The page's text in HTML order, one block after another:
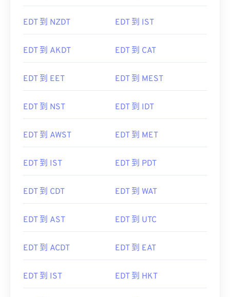
EDT 到 NZDT EDT 到 IST
EDT 到 AKDT EDT 到 CAT
EDT 到 EET EDT 到 MEST
EDT 到 NST EDT 到 IDT
EDT 到 AWST EDT 到 MET
EDT 到 IST EDT 到 PDT
EDT 到 CDT EDT 到 WAT
EDT 到 AST EDT 到 UTC
EDT 到 ACDT EDT 到 EAT
EDT 到 IST EDT 到 HKT